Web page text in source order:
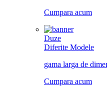
Cumpara acum
Duze
Diferite Modele
gama larga de
Cumpara acum